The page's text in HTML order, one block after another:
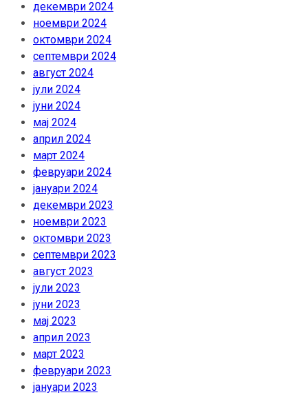
декември 2024
ноември 2024
октомври 2024
септември 2024
август 2024
јули 2024
јуни 2024
мај 2024
април 2024
март 2024
февруари 2024
јануари 2024
декември 2023
ноември 2023
октомври 2023
септември 2023
август 2023
јули 2023
јуни 2023
мај 2023
април 2023
март 2023
февруари 2023
јануари 2023